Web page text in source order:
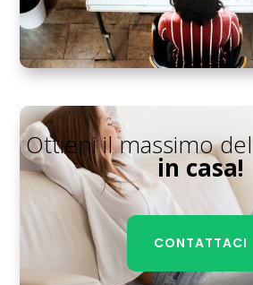
Ottieni il massimo
in casa!
CONTATTACI